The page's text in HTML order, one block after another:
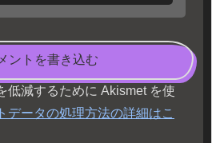
ントを書き込む
低減するために Akismet を使
データの処理方法の詳細はこ